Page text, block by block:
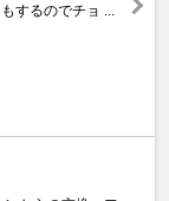
するのでチョ ...